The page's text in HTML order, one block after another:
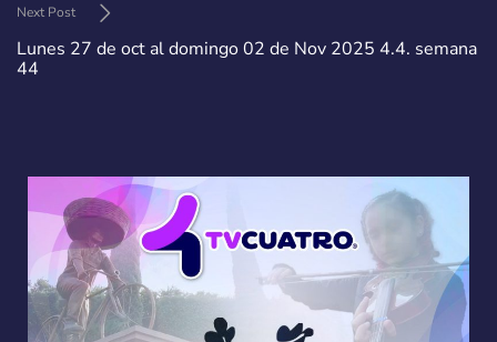
Next Post
Lunes 27 de oct al domingo 02 de Nov 2025 4.4. semana
44